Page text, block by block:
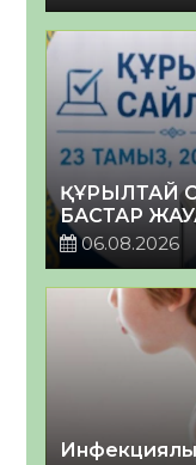
ҚҰРЫЛТАЙ
БАСТАР
06.08.2026